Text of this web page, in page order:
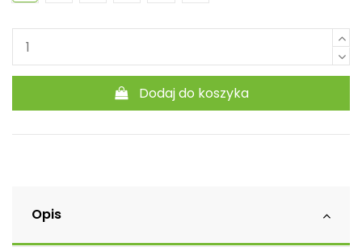
Dodaj do koszyka
Opis